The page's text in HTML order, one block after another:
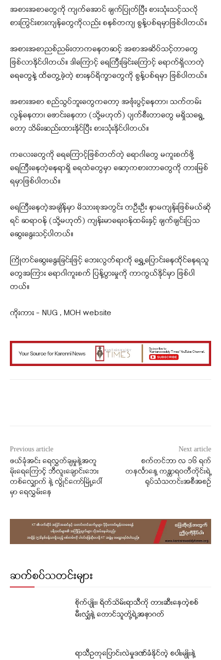
အစားအစာတွေကို ကျက်အောင် ချက်ပြုတ်ပြီး စားသုံးသင့်သလို
စားကြွင်းစားကျန်တွေကိုလည်း စနစ်တကျ စွန့်ပစ်ရမှာဖြစ်ပါတယ်။
အစားအစာညစ်ညမ်းတာကနေတဆင့် အစာအဆိပ်သင့်တာတွေ
ဖြစ်လာနိုင်ပါတယ်။ ဒါကြောင့် ရေကြီးခြင်းကြောင့် ရောက်ရှိလာတဲ့
ရေတွေနဲ့ ထိတွေ့ခဲ့တဲ့ စားနပ်ရိက္ခာတွေကို စွန့်ပစ်ရမှာ ဖြစ်ပါတယ်။
အစားအစာ စည်သွပ်ဘူးတွေကတော့ အဖုံးပွင့်နေတာ၊ သက်တမ်း
လွန်နေတာ၊ ဖောင်းနေတာ (သို့မဟုတ်) ပျက်စီးတာတွေ မရှိသရွေ့
တော့ သိမ်းဆည်းထားနိုင်ပြီး စားသုံးနိုင်ပါတယ်။
ကလေးတွေကို ရေကြောင့်ဖြစ်တတ်တဲ့ ရောဂါတွေ မကူးစက်ဖို့
ရေကြီးနေတဲ့နေရာရှိ ရေထဲတွေမှာ ဆော့ကစားတာတွေကို တားမြစ်
ရမှာဖြစ်ပါတယ်။
ရေကြီးနေတဲ့အချိန်မှာ မိသားစုအတွင်း တဦးဦး နာမကျန်းဖြစ်မယ်ဆို
ရင် ဆရာဝန် (သို့မဟုတ်) ကျန်းမာရေးဝန်ထမ်းနှင့် ချက်ချင်းပြသ
ဆွေးနွေးသင့်ပါတယ်။
ကြိုတင်ဆွေးနွေးခြင်းဖြင့် ဘေးလွတ်ရာကို ရွှေ့ပြောင်းနေထိုင်နေရသူ
တွေအကြား ရောဂါကူးစက် ပြန့်ပွားမှုကို ကာကွယ်နိုင်မှာ ဖြစ်ပါ
တယ်။
ကိုးကား – NUG , MOH website
Previous article
ဖယ်ခုံအင်း ရေလွှတ်ချမှုနဲ့အတူ
မိုးရေကြောင့် ဘီလူးချောင်းဘေး
တစ်လျှောက် နဲ့ လွိုင်ကော်မြို့ပေါ်
မှာ ရေလွှမ်းနေ
Next article
စက်တင်ဘာ လ ၁၆ ရက်
တနင်္လာနေ့ ကန္တာရဝတီတိုင်းရဲ့
ရုပ်သံသတင်းအစီအစဉ်
ဆက်စပ်သတင်းများ
စိုက်ပျိုး၊ ရိတ်သိမ်းရာသီကို တားဆီးနေတဲ့စစ်
မီးလျှံနဲ့ တောင်သူတို့ရဲ့အနာဂတ်
ရာသီဥတုပြောင်းလဲမှုဒဏ်ခံနိုင်တဲ့ စပါးမျိုးနဲ့